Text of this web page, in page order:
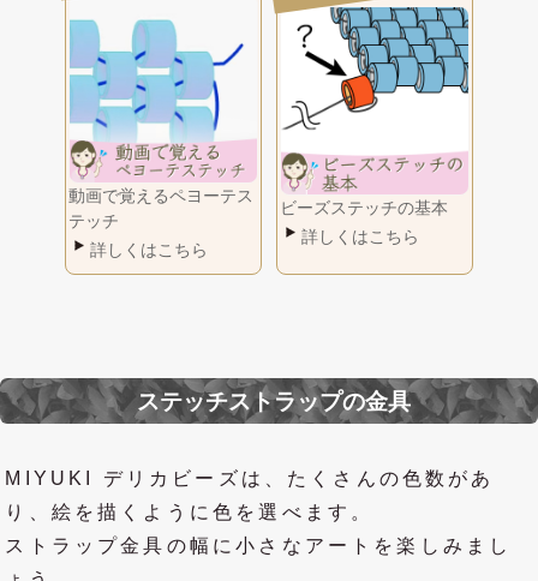
動画で覚えるペヨーテス
テッチ
ビーズステッチの基本
ステッチストラップの金具
MIYUKI デリカビーズは、たくさんの色数があ
り、絵を描くように色を選べます。
ストラップ金具の幅に小さなアートを楽しみまし